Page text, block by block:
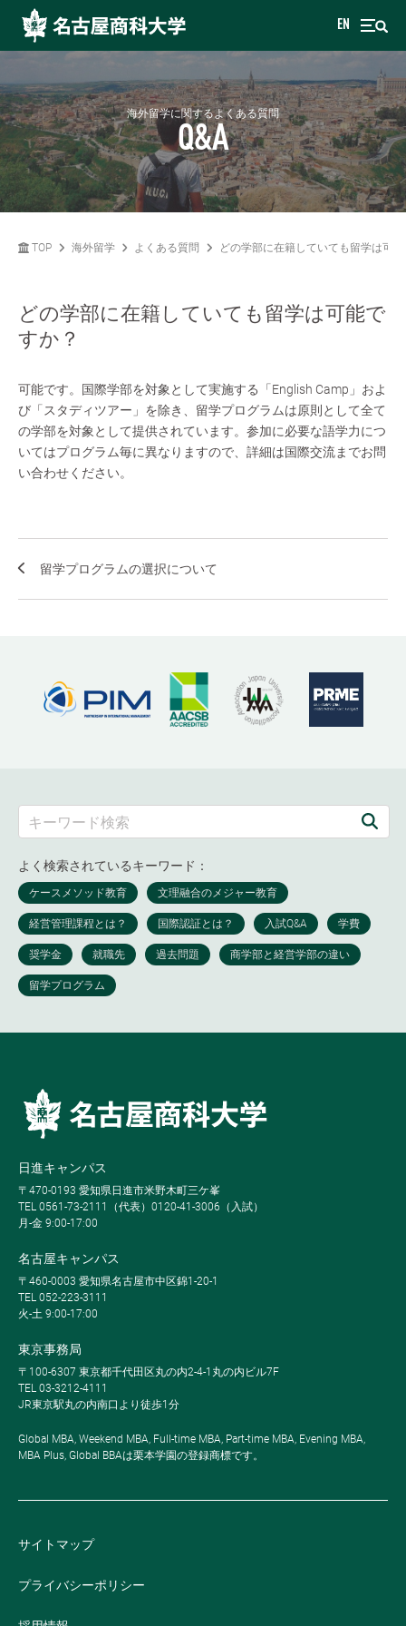
EN
海外留学に関するよくある質問
Q&A
TOP 海外留学 よくある質問 どの学部に在籍していても留学は可
どの学部に在籍していても留学は可能で
すか？
可能です。国際学部を対象として実施する「English Camp」およ
び「スタディツアー」を除き、留学プログラムは原則として全て
の学部を対象として提供されています。参加に必要な語学力につ
いてはプログラム毎に異なりますので、詳細は国際交流までお問
い合わせください。
留学プログラムの選択について
よく検索されているキーワード：
日進キャンパス
〒470-0193 愛知県日進市米野木町三ケ峯
TEL 0561-73-2111（代表）0120-41-3006（入試）
月-金 9:00-17:00
名古屋キャンパス
〒460-0003 愛知県名古屋市中区錦1-20-1
TEL 052-223-3111
火-土 9:00-17:00
東京事務局
〒100-6307 東京都千代田区丸の内2-4-1丸の内ビル7F
TEL 03-3212-4111
JR東京駅丸の内南口より徒歩1分
Global MBA, Weekend MBA, Full-time MBA, Part-time MBA, Evening MBA,
MBA Plus, Global BBAは栗本学園の登録商標です。
サイトマップ
プライバシーポリシー